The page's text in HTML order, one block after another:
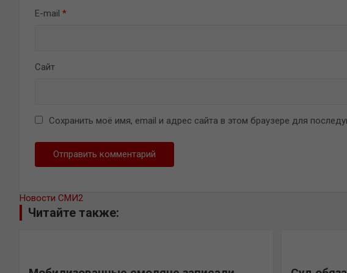
E-mail *
Сайт
Сохранить моё имя, email и адрес сайта в этом браузере для
Новости СМИ2
Читайте также: